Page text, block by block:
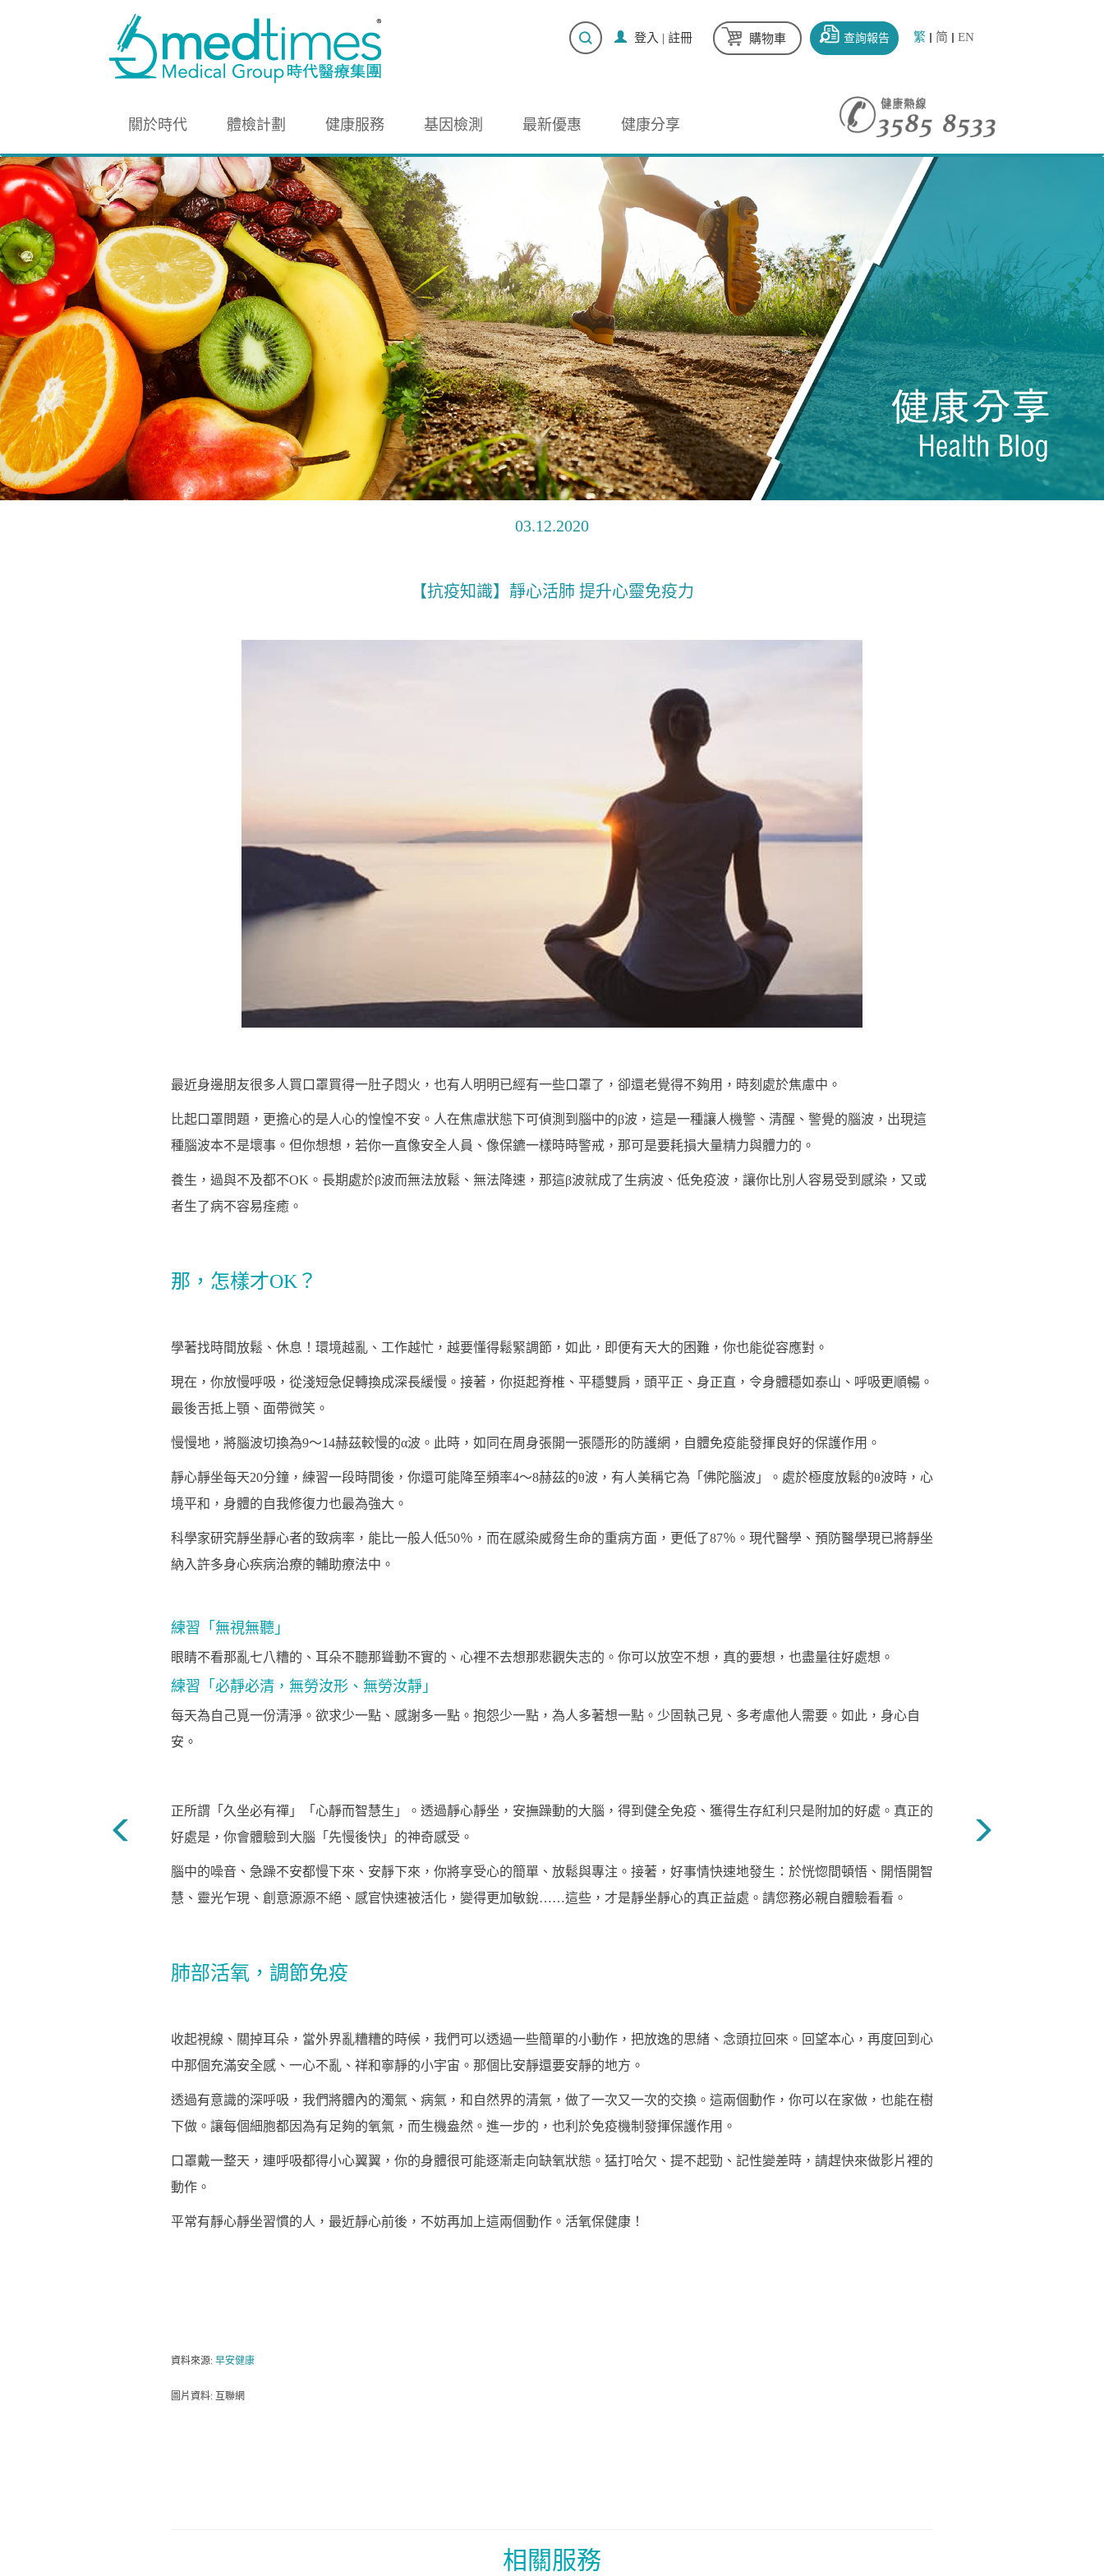
繁 简 EN
查詢報告
購物車
登入 | 註冊
關於時代 體檢計劃 健康服務 基因檢測 最新優惠 健康分享
03.12.2020
【抗疫知識】靜心活肺 提升心靈免疫力
最近身邊朋友很多人買口罩買得一肚子悶火，也有人明明已經有一些口罩了，卻還老覺得不夠用，時刻處於焦慮中。
比起口罩問題，更擔心的是人心的惶惶不安。人在焦慮狀態下可偵測到腦中的β波，這是一種讓人機警、清醒、警覺的腦波，出現這
種腦波本不是壞事。但你想想，若你一直像安全人員、像保鑣一樣時時警戒，那可是要耗損大量精力與體力的。
養生，過與不及都不OK。長期處於β波而無法放鬆、無法降速，那這β波就成了生病波、低免疫波，讓你比別人容易受到感染，又或
者生了病不容易痊癒。
那，怎樣才OK？
學著找時間放鬆、休息！環境越亂、工作越忙，越要懂得鬆緊調節，如此，即便有天大的困難，你也能從容應對。
現在，你放慢呼吸，從淺短急促轉換成深長緩慢。接著，你挺起脊椎、平穩雙肩，頭平正、身正直，令身體穩如泰山、呼吸更順暢。
最後舌抵上顎、面帶微笑。
慢慢地，將腦波切換為9～14赫茲較慢的α波。此時，如同在周身張開一張隱形的防護網，自體免疫能發揮良好的保護作用。
靜心靜坐每天20分鐘，練習一段時間後，你還可能降至頻率4～8赫茲的θ波，有人美稱它為「佛陀腦波」。處於極度放鬆的θ波時，心
境平和，身體的自我修復力也最為強大。
科學家研究靜坐靜心者的致病率，能比一般人低50％，而在感染威脅生命的重病方面，更低了87％。現代醫學、預防醫學現已將靜坐
納入許多身心疾病治療的輔助療法中。
練習「無視無聽」
眼睛不看那亂七八糟的、耳朵不聽那聳動不實的、心裡不去想那悲觀失志的。你可以放空不想，真的要想，也盡量往好處想。
練習「必靜必清，無勞汝形、無勞汝靜」
每天為自己覓一份清淨。欲求少一點、感謝多一點。抱怨少一點，為人多著想一點。少固執己見、多考慮他人需要。如此，身心自
安。
正所謂「久坐必有禪」「心靜而智慧生」。透過靜心靜坐，安撫躁動的大腦，得到健全免疫、獲得生存紅利只是附加的好處。真正的
好處是，你會體驗到大腦「先慢後快」的神奇感受。
腦中的噪音、急躁不安都慢下來、安靜下來，你將享受心的簡單、放鬆與專注。接著，好事情快速地發生：於恍惚間頓悟、開悟開智
慧、靈光乍現、創意源源不絕、感官快速被活化，變得更加敏銳……這些，才是靜坐靜心的真正益處。請您務必親自體驗看看。
肺部活氧，調節免疫
收起視線、關掉耳朵，當外界亂糟糟的時候，我們可以透過一些簡單的小動作，把放逸的思緒、念頭拉回來。回望本心，再度回到心
中那個充滿安全感、一心不亂、祥和寧靜的小宇宙。那個比安靜還要安靜的地方。
透過有意識的深呼吸，我們將體內的濁氣、病氣，和自然界的清氣，做了一次又一次的交換。這兩個動作，你可以在家做，也能在樹
下做。讓每個細胞都因為有足夠的氧氣，而生機盎然。進一步的，也利於免疫機制發揮保護作用。
口罩戴一整天，連呼吸都得小心翼翼，你的身體很可能逐漸走向缺氧狀態。猛打哈欠、提不起勁、記性變差時，請趕快來做影片裡的
動作。
平常有靜心靜坐習慣的人，最近靜心前後，不妨再加上這兩個動作。活氧保健康！
資料來源: 早安健康
圖片資料: 互聯網
相關服務